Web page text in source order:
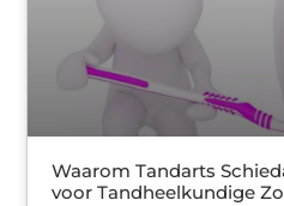
Waarom Tandarts
voor Tandheelkundige